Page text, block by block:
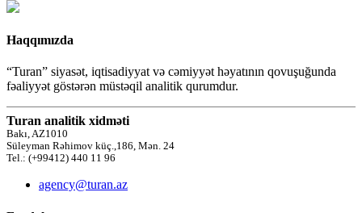
Haqqımızda
“Turan” siyasət, iqtisadiyyat və cəmiyyət həyatının qovuşuğunda
fəaliyyət göstərən müstəqil analitik qurumdur.
Turan analitik xidməti
Bakı, AZ1010
Süleyman Rəhimov küç.,186, Mən. 24
Tel.: (+99412) 440 11 96
agency@turan.az